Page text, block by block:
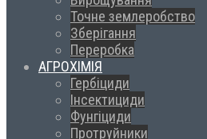
Точне землеробство
Зберігання
Переробка
АГРОХІМІЯ
Гербіциди
Інсектициди
Фунгіциди
Протруйники